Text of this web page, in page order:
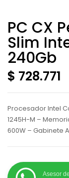
PC CX
Slim
240Gb
$ 728.771
Procesador Intel
1245H-M –
600W – Gabinete
Asesor